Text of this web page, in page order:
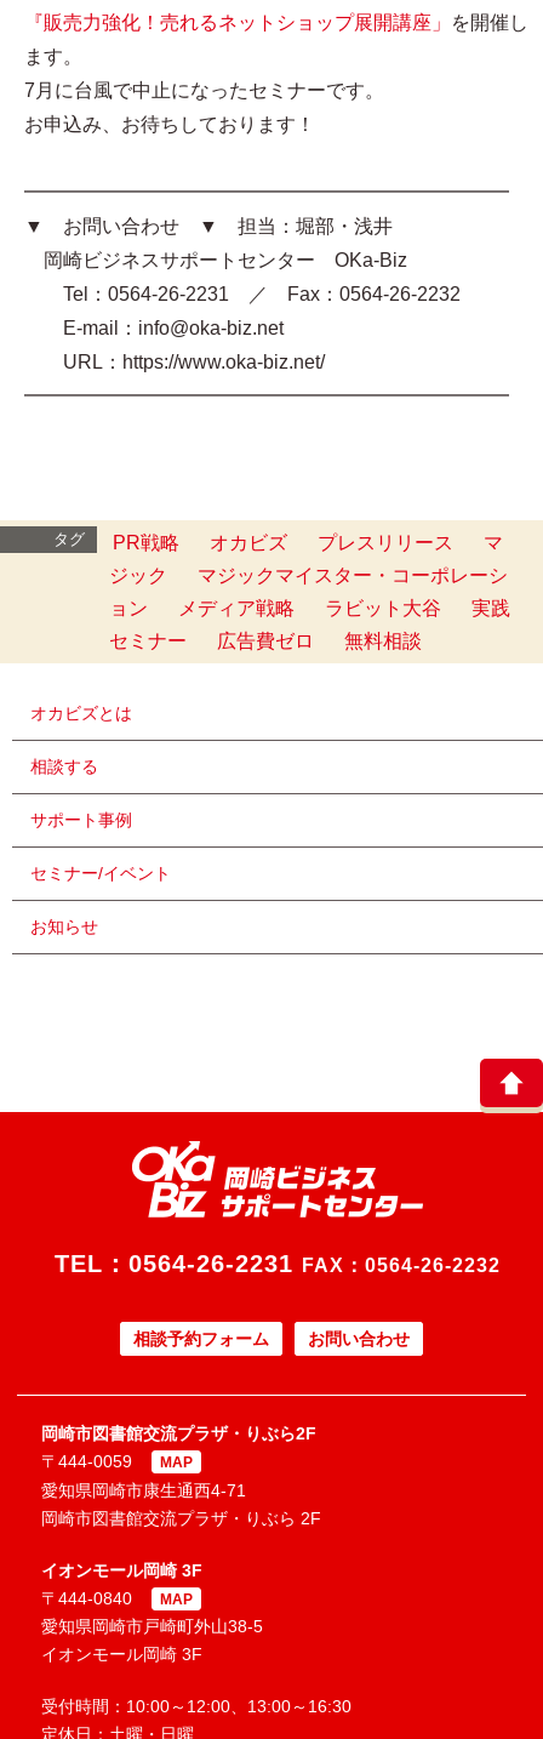
『販売力強化！売れるネットショップ展開講座」
を開催し
ます。
7月に台風で中止になったセミナーです。
お申込み、お待ちしております！
━━━━━━━━━━━━━━━━━━━━━━━━━
▼ お問い合わせ ▼ 担当：堀部・浅井
岡崎ビジネスサポートセンター OKa-Biz
Tel：0564-26-2231 ／ Fax：0564-26-2232
E-mail：info@oka-biz.net
URL：https://www.oka-biz.net/
━━━━━━━━━━━━━━━━━━━━━━━━━
タグ PR戦略 オカビズ プレスリリース
マ
ジック
マジックマイスター・コーポレーシ
ョン
メディア戦略 ラビット大谷
実践
セミナー
広告費ゼロ 無料相談
オカビズとは
相談する
サポート事例
セミナー/イベント
お知らせ
TEL： 0564-26-2231 FAX：0564-26-2232
相談予約フォーム お問い合わせ
岡崎市図書館交流プラザ・りぶら2F
〒444-0059
MAP
愛知県岡崎市康生通西4-71
岡崎市図書館交流プラザ・りぶら 2F
イオンモール岡崎 3F
〒444-0840
MAP
愛知県岡崎市戸崎町外山38-5
イオンモール岡崎 3F
受付時間：10:00～12:00、13:00～16:30
定休日：土曜・日曜